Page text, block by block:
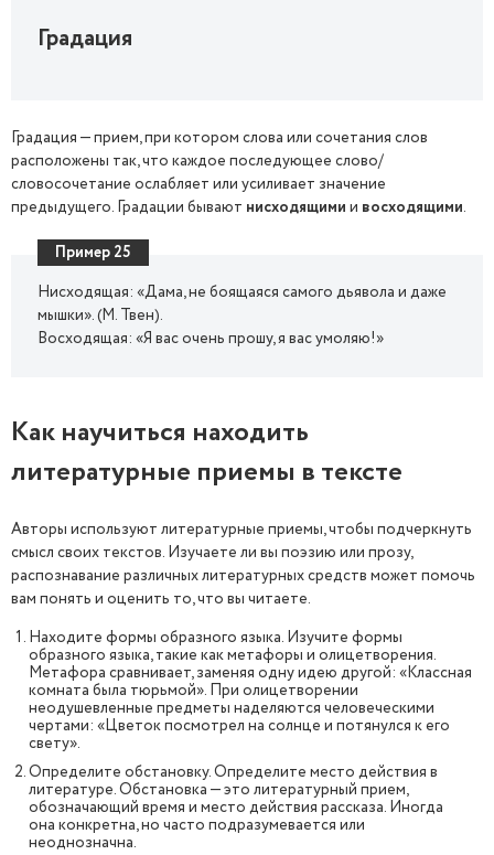
Градация
Градация — прием, при котором слова или сочетания слов
расположены так, что каждое последующее слово/
словосочетание ослабляет или усиливает значение
предыдущего. Градации бывают нисходящими и восходящими.
Пример 25
Нисходящая: «Дама, не боящаяся самого дьявола и даже
мышки». (М. Твен).
Восходящая: «Я вас очень прошу, я вас умоляю!»
Как научиться находить
литературные приемы в тексте
Авторы используют литературные приемы, чтобы подчеркнуть
смысл своих текстов. Изучаете ли вы поэзию или прозу,
распознавание различных литературных средств может помочь
вам понять и оценить то, что вы читаете.
Находите формы образного языка. Изучите формы
образного языка, такие как метафоры и олицетворения.
Метафора сравнивает, заменяя одну идею другой: «Классная
комната была тюрьмой». При олицетворении
неодушевленные предметы наделяются человеческими
чертами: «Цветок посмотрел на солнце и потянулся к его
свету».
Определите обстановку. Определите место действия в
литературе. Обстановка — это литературный прием,
обозначающий время и место действия рассказа. Иногда
она конкретна, но часто подразумевается или
неоднозначна.